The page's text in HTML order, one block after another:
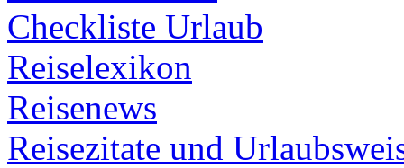
Checkliste Urlaub
Reiselexikon
Reisenews
Reisezitate und